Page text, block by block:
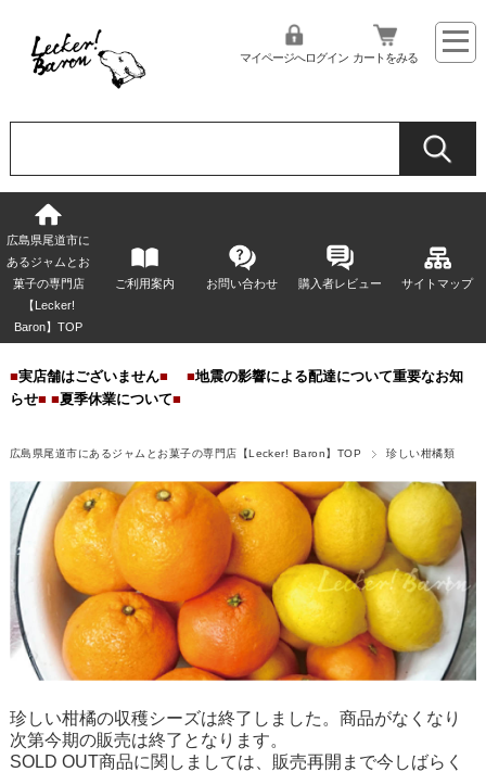
マイページへログイン カートをみる
広島県尾道市に
あるジャムとお
菓子の専門店
【Lecker!
Baron】TOP
ご利用案内 お問い合わせ 購入者レビュー サイトマップ
■実店舗はございません■ ■地震の影響による配達について重要なお知
らせ■ ■夏季休業について■
広島県尾道市にあるジャムとお菓子の専門店【Lecker! Baron】TOP 珍しい柑橘類
珍しい柑橘の収穫シーズは終了しました。商品がなくなり
次第今期の販売は終了となります。
SOLD OUT商品に関しましては、販売再開まで今しばらく